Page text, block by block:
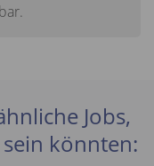
Jobs,
könnten: